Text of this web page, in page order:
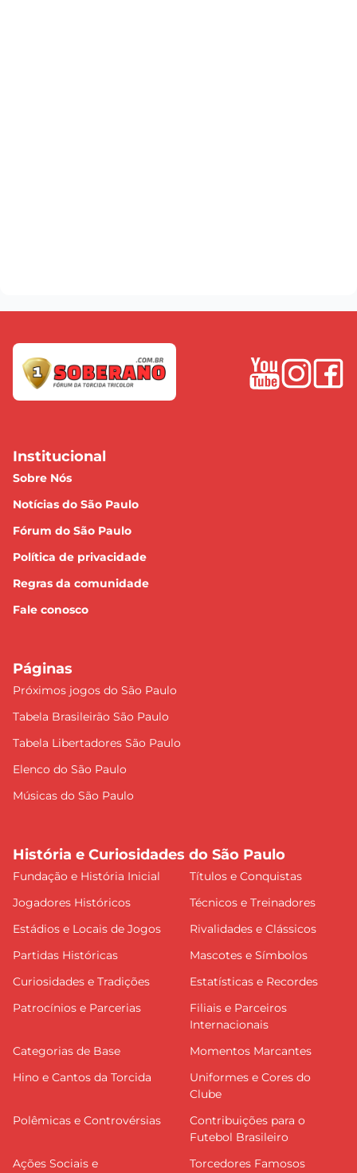
Institucional
Sobre Nós
Notícias do São Paulo
Fórum do São Paulo
Política de privacidade
Regras da comunidade
Fale conosco
Páginas
Próximos jogos do São Paulo
Tabela Brasileirão São Paulo
Tabela Libertadores São Paulo
Elenco do São Paulo
Músicas do São Paulo
História e Curiosidades do São Paulo
Fundação e História Inicial
Títulos e Conquistas
Jogadores Históricos
Técnicos e Treinadores
Estádios e Locais de Jogos
Rivalidades e Clássicos
Partidas Históricas
Mascotes e Símbolos
Curiosidades e Tradições
Estatísticas e Recordes
Patrocínios e Parcerias
Filiais e Parceiros
Internacionais
Categorias de Base
Momentos Marcantes
Hino e Cantos da Torcida
Uniformes e Cores do
Clube
Polêmicas e Controvérsias
Contribuições para o
Futebol Brasileiro
Ações Sociais e
Torcedores Famosos